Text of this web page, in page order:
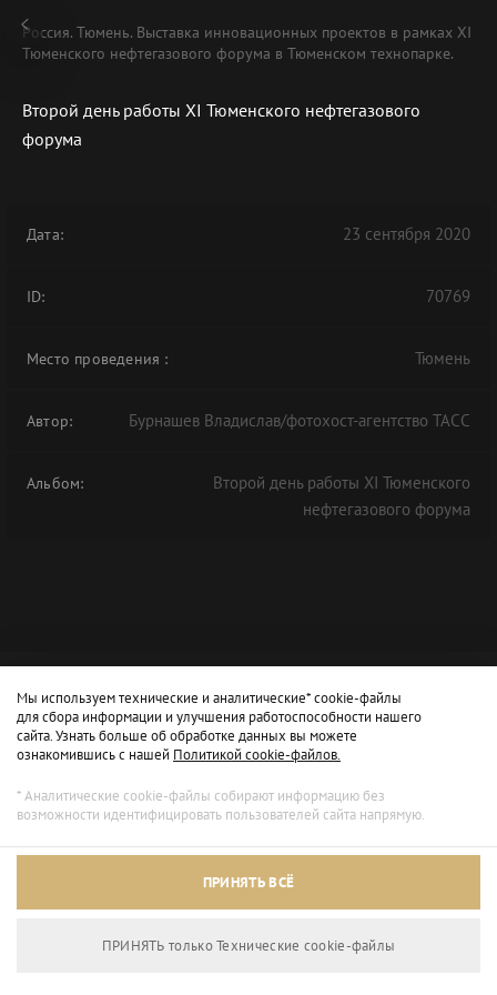
Россия. Тюмень. Выставка инновационных проектов в рамках XI
Тюменского нефтегазового форума в Тюменском технопарке.
Второй день работы XI Тюменского нефтегазового
форума
Дата: 23 сентября 2020
ID: 70769
Место проведения : Тюмень
Автор: Бурнашев Владислав/фотохост-агентство ТАСС
Альбом:
Второй день работы XI Тюменского
нефтегазового форума
Мы используем технические и аналитические* cookie-файлы
для сбора информации и улучшения работоспособности нашего
сайта. Узнать больше об обработке данных вы можете
ознакомившись с нашей Политикой cookie-файлов.
* Аналитические cookie-файлы собирают информацию без
возможности идентифицировать пользователей сайта напрямую.
ПРИНЯТЬ ВСЁ
ПРИНЯТЬ только Технические сookie-файлы